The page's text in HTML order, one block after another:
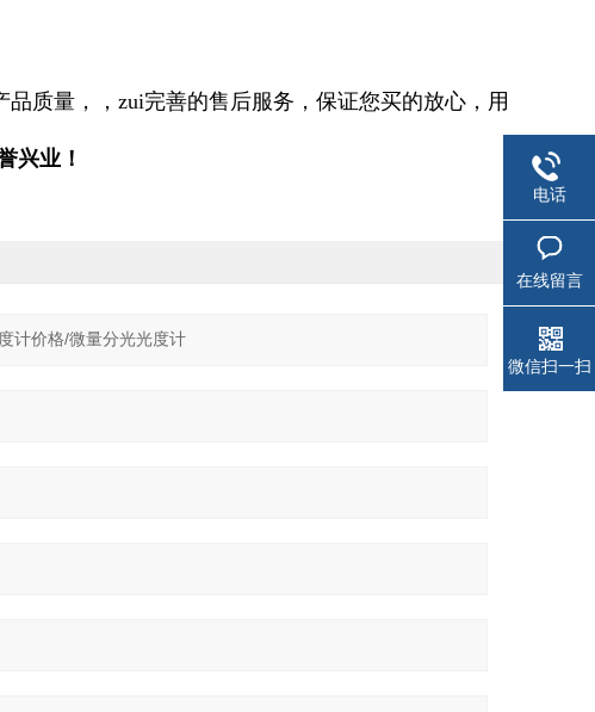
品质量，，zui完善的售后服务，保证您买的放心，用
兴业！
电话
在线留言
微信扫一扫